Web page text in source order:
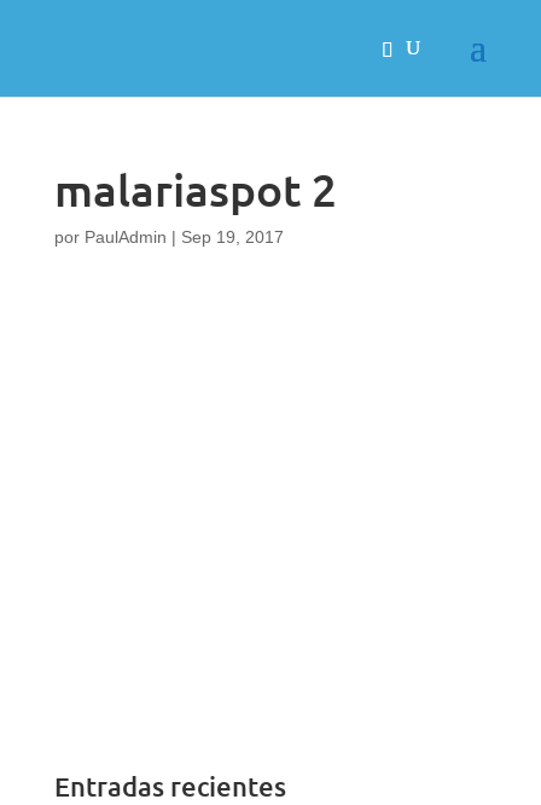
malariaspot 2
por PaulAdmin | Sep 19, 2017
Entradas recientes